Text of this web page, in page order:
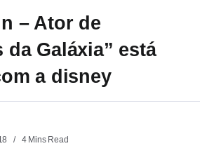
– Ator de
da Galáxia” está
a disney
4 Mins Read